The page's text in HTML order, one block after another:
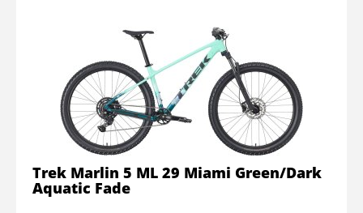
Trek Marlin 5 ML 29 Miami Green/Dark
Aquatic Fade